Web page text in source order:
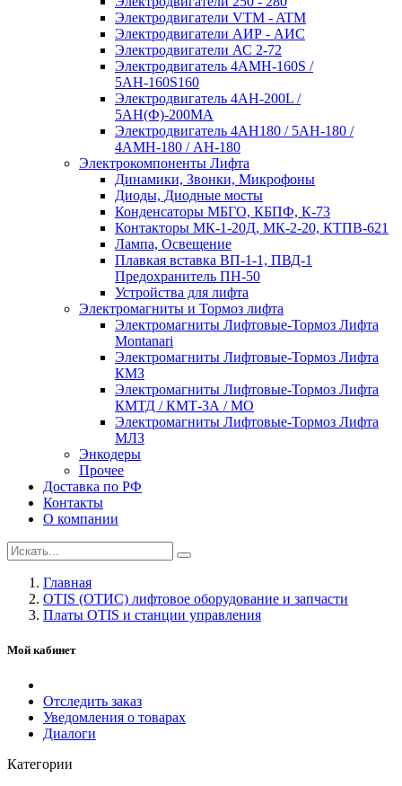
Электродвигатели VTM - ATM
Электродвигатели АИР - АИС
Электродвигатели АС 2-72
Электродвигатель 4АМН-160S /
5АН-160S160
Электродвигатель 4АН-200L /
5АН(Ф)-200МА
Электродвигатель 4АН180 / 5АН-180 /
4АМН-180 / АН-180
Электрокомпоненты Лифта
Динамики, Звонки, Микрофоны
Диоды, Диодные мосты
Конденсаторы МБГО, КБПФ, К-73
Контакторы МК-1-20Д, МК-2-20, КТПВ-621
Лампа, Освещение
Плавкая вставка ВП-1-1, ПВД-1
Предохранитель ПН-50
Устройства для лифта
Электромагниты и Тормоз лифта
Электромагниты Лифтовые-Тормоз Лифта
Montanari
Электромагниты Лифтовые-Тормоз Лифта
КМЗ
Электромагниты Лифтовые-Тормоз Лифта
КМТД / КМТ-3А / МО
Электромагниты Лифтовые-Тормоз Лифта
МЛЗ
Энкодеры
Прочее
Доставка по РФ
Контакты
О компании
Главная
OTIS (ОТИС) лифтовое оборудование и запчасти
Платы OTIS и станции управления
Мой кабинет
Отследить заказ
Уведомления о товарах
Диалоги
Категории